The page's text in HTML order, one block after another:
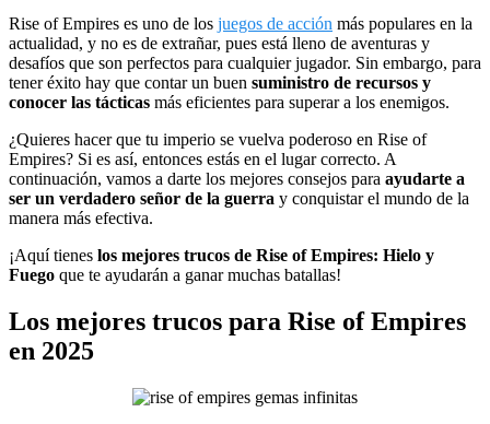
Rise of Empires es uno de los juegos de acción más populares en la
actualidad, y no es de extrañar, pues está lleno de aventuras y
desafíos que son perfectos para cualquier jugador. Sin embargo, para
tener éxito hay que contar un buen suministro de recursos y
conocer las tácticas más eficientes para superar a los enemigos.
¿Quieres hacer que tu imperio se vuelva poderoso en Rise of
Empires? Si es así, entonces estás en el lugar correcto. A
continuación, vamos a darte los mejores consejos para ayudarte a
ser un verdadero señor de la guerra y conquistar el mundo de la
manera más efectiva.
¡Aquí tienes los mejores trucos de Rise of Empires: Hielo y
Fuego que te ayudarán a ganar muchas batallas!
Los mejores trucos para Rise of Empires
en 2025